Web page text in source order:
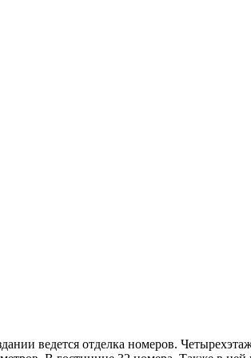
ведется отделка номеров.